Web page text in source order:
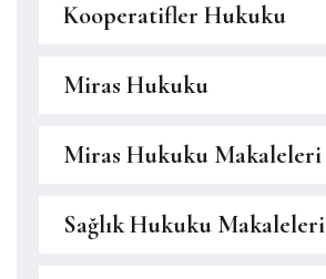
Kooperatifler Hukuku
Miras Hukuku
Miras Hukuku Makaleleri
Sağlık Hukuku Makaleleri